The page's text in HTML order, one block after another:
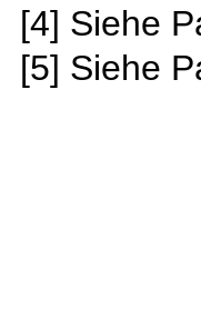
[4] Siehe
[5] Siehe